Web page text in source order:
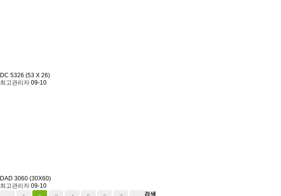
DC 5326 (53 X 26)
최고관리자 09-10
DAD 3060 (30X60)
최고관리자 09-10
검색